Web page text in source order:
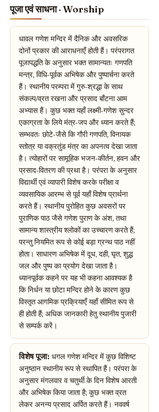
पूजा एवं साधना · Worship
धावल गणेश मन्दिर में दैनिक और अवसरिक
दोनों प्रकार की आराधनाएँ होती हैं। परंपरागत
पूजापद्धति के अनुसार भक्त सामान्यतः गणपति
मन्त्र, विधि-पूर्वक अभिषेक और पुष्पार्चना करते
हैं। स्थानीय परम्परा में गुरु-श्रद्धा के साथ
संकल्प/व्रत रखना और प्रसाद बाँटना आम
अभ्यास हैं। कुछ भक्त यहाँ लक्ष्मी-गणेश सुन्दर
एकाग्रता के लिये मंत्र-जप और ध्यान करते हैं;
सम्भवतः छोटे-जैसे कि गौरी गणपति, विनायक
स्तोत्र या वक्रतुंड मंत्र का अपनत्व देखा जाता
है। त्योहारों पर सामूहिक भजन-कीर्तन, हवन और
प्रसाद-वितरण की प्रथा है। परंपरा के अनुसार
विद्यार्थी एवं व्यापारी विशेष करके परीक्षा व
व्यवसायिक आरम्भ से पूर्व यहाँ विशेष प्रार्थना
करते हैं। स्थानीय पुरोहित कुछ अवसरों पर
पुराणिक पाठ जैसे गणेश पुराण के अंश, तथा
सामान्य शास्त्रीय श्लोकों का उच्चारण करते हैं;
परन्तु नियमित रूप से कोई बड़ा ग्रन्थ पाठ नहीं
होता। साधारण अभिषेक में दूध, दही, घृत, शुद्ध
जल और पुष्प का प्रयोग देखा जाता है।
ध्यानपूर्वक कहने पर यह भी कहना आवश्यक है
कि निर्धन या छोटा मन्दिर होने के कारण कुछ
विस्तृत आगमिक प्रक्रियाएँ यहाँ सीमित रूप से
ही होती हैं; अधिक जानकारी हेतु स्थानीय पुजारी
से सम्पर्क करें।
विशेष पूजा: धगल गणेश मन्दिर में कुछ विशिष्ट
अनुष्ठान स्थानीय रूप से स्थापित हैं। परंपरा के
अनुसार मंगलवार व चतुर्थी के दिन विशेष आरती
और अभिषेक किया जाता है; कुछ भक्त व्रत
लेकर अनन्य प्रसाद अर्पित करते हैं। नववर्ष